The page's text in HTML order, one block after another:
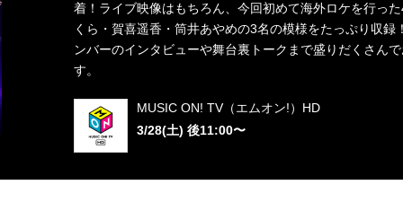
着！ライブ映像はもちろん、今回初めて海外ロケを行っ
くら・賀喜遥香・筒井あやめの3名の模様をたっぷり収録
ンバーのインタビューや舞台裏トークまで盛りだくさんで
す。
MUSIC ON! TV（エムオン!）HD
3/28(土) 後11:00〜